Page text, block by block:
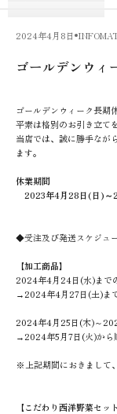
2024年4月8日
ゴールデンウィ
ゴールデンウィーク長期
平素は格別のお引き立て
当店では、誠に勝手なが
ます。
休業期間
2023年4月28日(日)～
◆受注及び発送スケジュ
【加工商品】
2024年4月24日(水)まで
→2024年4月27日(土)ま
2024年4月25日(木)～
→2024年5月7日(火)から
※上記期間におきまして
【こだわり西洋野菜セッ